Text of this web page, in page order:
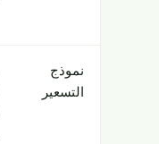
نموذج
التسعير